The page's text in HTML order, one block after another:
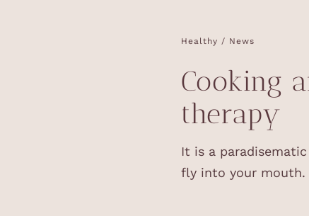
Healthy / News
Cooking
therapy
It is a
fly into your mouth.